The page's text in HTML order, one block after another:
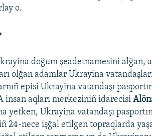
o.
doğum şeadetnamesini alğan,
olğan adamlar Ukrayina
episi Ukrayina vatandaşı
insan aqları merkeziniñ idarecisi
yetken, Ukrayina vatandaşı
24-nece işğal etilgen topraqlarda